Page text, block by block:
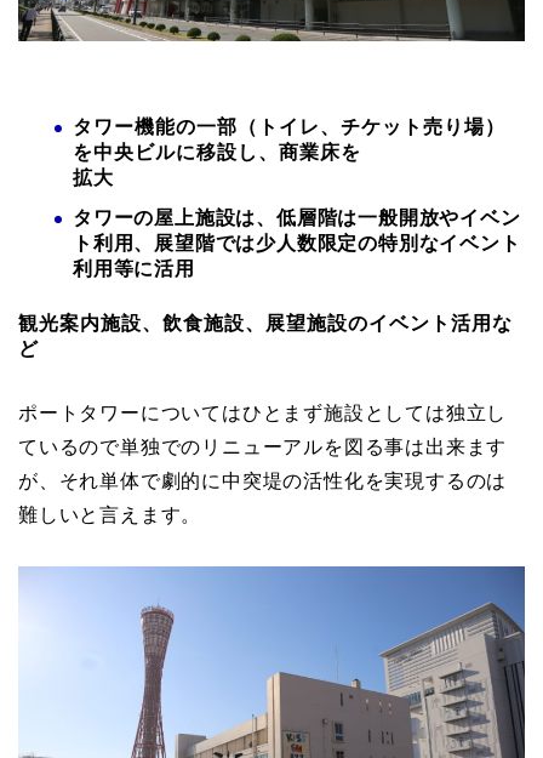
タワー機能の一部（トイレ、チケット売り場）
を中央ビルに移設し、商業床を
拡大
タワーの屋上施設は、低層階は一般開放やイベン
ト利用、展望階では少人数限定の特別なイベント
利用等に活用
観光案内施設、飲食施設、展望施設のイベント活用な
ど
ポートタワーについてはひとまず施設としては独立し
ているので単独でのリニューアルを図る事は出来ます
が、それ単体で劇的に中突堤の活性化を実現するのは
難しいと言えます。